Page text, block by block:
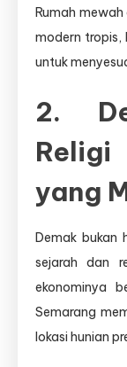
Rumah
modern tropis,
untuk
2.
yang
Demak bukan
sejarah dan
ekonominya
Semarang
lokasi hunian